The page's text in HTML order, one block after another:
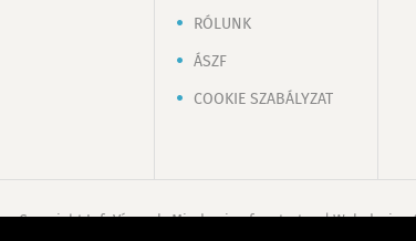
RÓLUNK
ÁSZF
COOKIE SZABÁLYZAT
Copyright InfoVárosok. Minden jog fenntartva. | Web